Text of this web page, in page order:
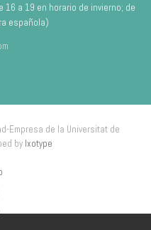
16 a 19 en horario de invierno; de
española)
Empresa de la Universitat de
by Ixotype